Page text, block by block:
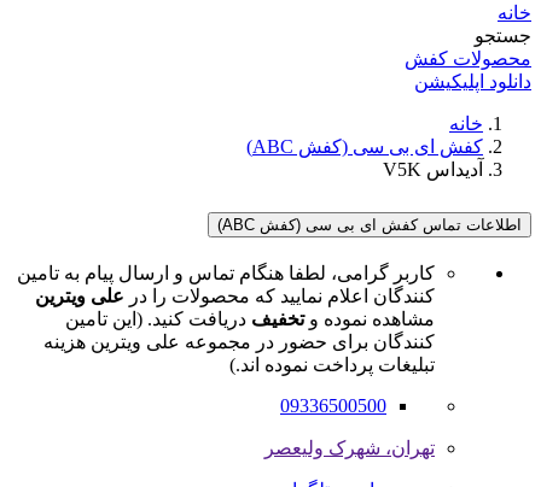
خانه
جستجو
محصولات کفش
دانلود اپلیکیشن
خانه
کفش ای بی سی (کفش ABC)
آدیداس V5K
اطلاعات تماس کفش ای بی سی (کفش ABC)
کاربر گرامی، لطفا هنگام تماس و ارسال پیام به تامین
کنندگان اعلام نمایید که محصولات را در علی ویترین
مشاهده نموده وتخفیف دریافت کنید. (این تامین
کنندگان برای حضور در مجموعه علی ویترین هزینه
تبلیغات پرداخت نموده اند.)
09336500500
تهران، شهرک ولیعصر